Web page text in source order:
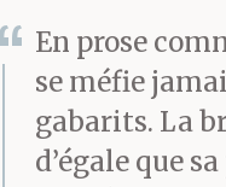
rue de
rue Filis,
pour
Heyden,
En prose
se méfie
gabarits. La
d’égale que